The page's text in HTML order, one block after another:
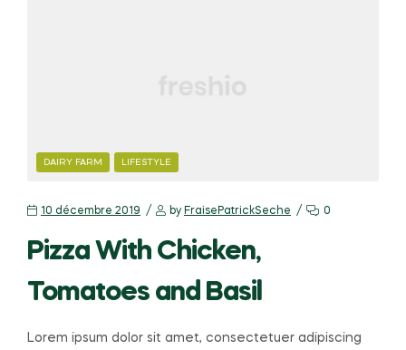
DAIRY FARM LIFESTYLE
10 décembre 2019 by FraisePatrickSeche 0
Pizza With Chicken,
Tomatoes and Basil
Lorem ipsum dolor sit amet, consectetuer adipiscing